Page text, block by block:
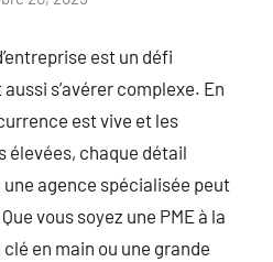
est un défi
s’avérer complexe. En
est vive et les
chaque détail
agence spécialisée peut
vous soyez une PME à la
en main ou une grande